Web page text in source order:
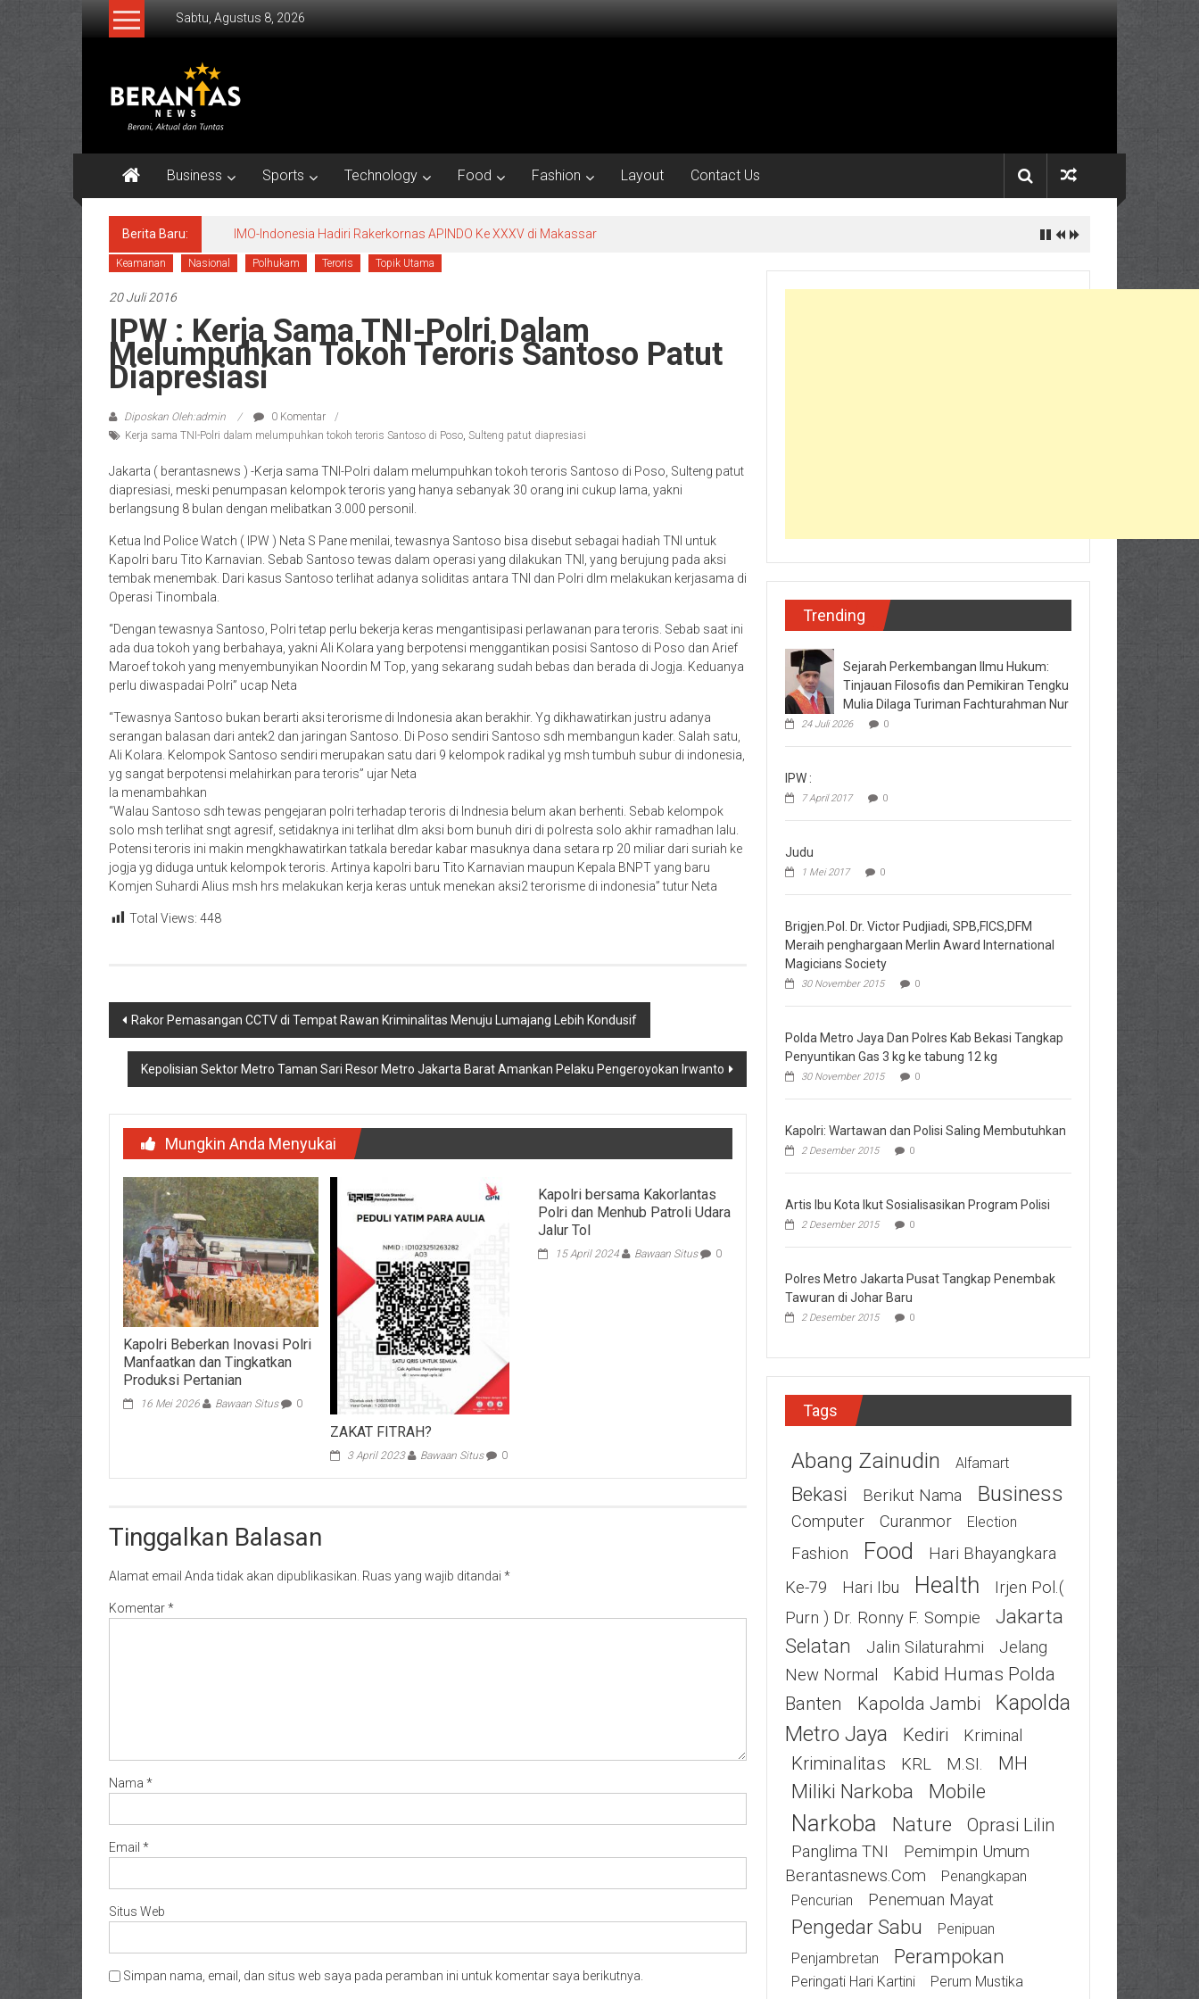
Lompat
Sabtu, Agustus 8, 2026
BERANTAS
NEWS
Tuntas.
Business Sports Technology Food Fashion Layout Contact Us
Berita Baru: IMO-Indonesia Hadiri Rakerkornas APINDO Ke XXXV di Makassar
Keamanan Nasional Polhukam Teroris Topik Utama
20 Juli 2016
IPW : Kerja Sama TNI-Polri Dalam
Melumpuhkan Tokoh Teroris Santoso Patut
Diapresiasi
Diposkan Oleh:admin
0 Komentar
Kerja sama TNI-Polri dalam melumpuhkan tokoh teroris Santoso di Poso, Sulteng patut diapresiasi
Jakarta ( berantasnews ) -Kerja sama TNI-Polri dalam melumpuhkan tokoh teroris Santoso di Poso, Sulteng patut
diapresiasi, meski penumpasan kelompok teroris yang hanya sebanyak 30 orang ini cukup lama, yakni
berlangsung 8 bulan dengan melibatkan 3.000 personil.
Ketua Ind Police Watch ( IPW ) Neta S Pane menilai, tewasnya Santoso bisa disebut sebagai hadiah TNI untuk
Kapolri baru Tito Karnavian. Sebab Santoso tewas dalam operasi yang dilakukan TNI, yang berujung pada aksi
tembak menembak. Dari kasus Santoso terlihat adanya soliditas antara TNI dan Polri dlm melakukan kerjasama di
Operasi Tinombala.
“Dengan tewasnya Santoso, Polri tetap perlu bekerja keras mengantisipasi perlawanan para teroris. Sebab saat ini
ada dua tokoh yang berbahaya, yakni Ali Kolara yang berpotensi menggantikan posisi Santoso di Poso dan Arief
Maroef tokoh yang menyembunyikan Noordin M Top, yang sekarang sudah bebas dan berada di Jogja. Keduanya
perlu diwaspadai Polri” ucap Neta
“Tewasnya Santoso bukan berarti aksi terorisme di Indonesia akan berakhir. Yg dikhawatirkan justru adanya
serangan balasan dari antek2 dan jaringan Santoso. Di Poso sendiri Santoso sdh membangun kader. Salah satu,
Ali Kolara. Kelompok Santoso sendiri merupakan satu dari 9 kelompok radikal yg msh tumbuh subur di indonesia,
yg sangat berpotensi melahirkan para teroris” ujar Neta
Ia menambahkan
“Walau Santoso sdh tewas pengejaran polri terhadap teroris di Indnesia belum akan berhenti. Sebab kelompok
solo msh terlihat sngt agresif, setidaknya ini terlihat dlm aksi bom bunuh diri di polresta solo akhir ramadhan lalu.
Potensi teroris ini makin mengkhawatirkan tatkala beredar kabar masuknya dana setara rp 20 miliar dari suriah ke
jogja yg diduga untuk kelompok teroris. Artinya kapolri baru Tito Karnavian maupun Kepala BNPT yang baru
Komjen Suhardi Alius msh hrs melakukan kerja keras untuk menekan aksi2 terorisme di indonesia” tutur Neta
Total Views: 448
Navigasi
pos
Rakor Pemasangan CCTV di Tempat Rawan Kriminalitas Menuju Lumajang Lebih Kondusif
Kepolisian Sektor Metro Taman Sari Resor Metro Jakarta Barat Amankan Pelaku Pengeroyokan Irwanto
Mungkin Anda Menyukai
Kapolri Beberkan Inovasi Polri
Manfaatkan dan Tingkatkan
Produksi Pertanian
16 Mei 2026 Bawaan Situs 0
ZAKAT FITRAH?
3 April 2023 Bawaan Situs 0
Kapolri bersama Kakorlantas
Polri dan Menhub Patroli Udara
Jalur Tol
15 April 2024 Bawaan Situs 0
Tinggalkan Balasan
Alamat email Anda tidak akan dipublikasikan. Ruas yang wajib ditandai *
Komentar*
Nama *
Email *
Situs Web
Simpan nama, email, dan situs web saya pada peramban ini untuk komentar saya berikutnya.
Trending
Sejarah Perkembangan Ilmu Hukum:
Tinjauan Filosofis dan Pemikiran Tengku
Mulia Dilaga Turiman Fachturahman Nur
24 Juli 2026 0
IPW :
7 April 2017 0
Judu
1 Mei 2017 0
Brigjen.Pol. Dr. Victor Pudjiadi, SPB,FICS,DFM
Meraih penghargaan Merlin Award International
Magicians Society
30 November 2015 0
Polda Metro Jaya Dan Polres Kab Bekasi Tangkap
Penyuntikan Gas 3 kg ke tabung 12 kg
30 November 2015 0
Kapolri: Wartawan dan Polisi Saling Membutuhkan
2 Desember 2015 0
Artis Ibu Kota Ikut Sosialisasikan Program Polisi
2 Desember 2015 0
Polres Metro Jakarta Pusat Tangkap Penembak
Tawuran di Johar Baru
2 Desember 2015 0
Tags
Abang Zainudin Alfamart
Bekasi Berikut Nama Business
Computer Curanmor Election
Fashion Food
Hari Bhayangkara
Ke-79
Hari Ibu Health
Irjen Pol.(
Purn ) Dr. Ronny F. Sompie
Jakarta
Selatan
Jalin Silaturahmi
Jelang
New Normal
Kabid Humas Polda
Banten
Kapolda Jambi
Kapolda
Metro Jaya
Kediri Kriminal
Kriminalitas KRL M.SI. MH
Miliki Narkoba Mobile
Narkoba Nature Oprasi Lilin
Panglima TNI
Pemimpin Umum
Berantasnews.com
Penangkapan
Pencurian
Penemuan Mayat
Pengedar Sabu
Penipuan
Penjambretan
Perampokan
Peringati Hari Kartini
Perum Mustika